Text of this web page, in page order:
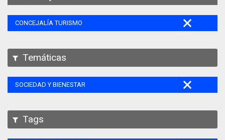
CONCEJALÍA TURISMO
Temáticas
SOCIEDAD Y BIENESTAR
Tags